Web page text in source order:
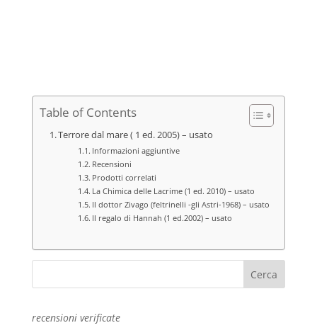
Table of Contents
Terrore dal mare ( 1 ed. 2005) – usato
Informazioni aggiuntive
Recensioni
Prodotti correlati
La Chimica delle Lacrime (1 ed. 2010) – usato
Il dottor Zivago (feltrinelli -gli Astri-1968) – usato
Il regalo di Hannah (1 ed.2002) – usato
recensioni verificate